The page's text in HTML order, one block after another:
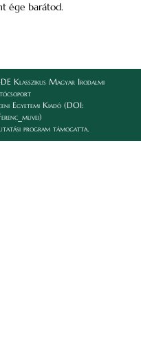
ége barátod.
Klasszikus Magyar Irodalmi
Egyetemi Kiadó (DOI:
program támogatta.